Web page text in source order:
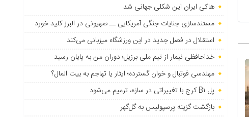
هاکی ایران این شکلی جهانی شد
مستندسازی جنایات جنگی آمریکایی ــ صهیونی در البرز کلید خورد
استقلال در فصل جدید در این ورزشگاه میزبانی می‌کند
خداحافظی نیمار از تیم ملی برزیل؛ دوران من به پایان رسید
مهندسی فوتبال و خوان گسترده؛ ایثار یا تهاجم به بیت المال؟
پل B۱ کرج با تغییراتی در سازه، ترمیم می‌شود
بازگشت گزینه پرسپولیس به ‌گل‌گهر